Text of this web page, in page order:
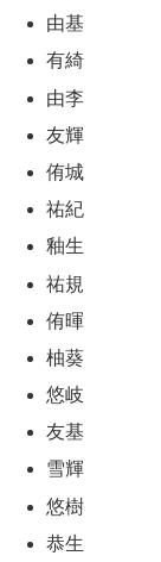
由基
有綺
由李
友輝
侑城
祐紀
釉生
祐規
侑暉
柚葵
悠岐
友基
雪輝
悠樹
恭生